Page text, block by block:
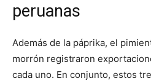
peruanas
Además de la páprika, el
morrón registraron
cada uno. En conjunto, estos